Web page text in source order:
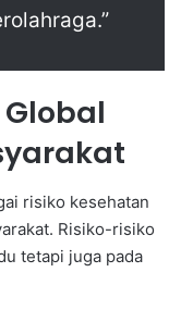
risiko kesehatan
Risiko-risiko
tetapi juga pada